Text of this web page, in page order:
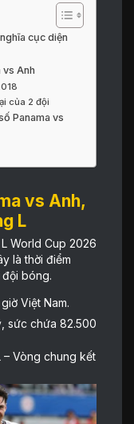
cục diện
vs Anh
của 2 đội
Panama vs
vs Anh,
L
World Cup 2026
là thời điểm
bóng.
Việt Nam.
sức chứa 82.500
– Vòng chung kết